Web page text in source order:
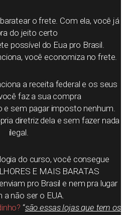
o frete. Com ela, você já
do jeito certo
possível do Eua pro Brasil.
você economiza no frete.
a receita federal e os seus
faz a sua compra
e sem pagar imposto nenhum.
diretriz dela e sem fazer nada
ilegal.
do curso, você consegue
E MAIS BARATAS
pro Brasil e nem pra lugar
a não ser o EUA.
“são essas lojas que tem os